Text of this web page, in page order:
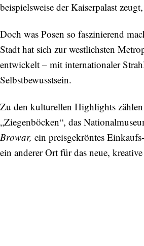
beispielsweise der Kaiserpalast
Doch was Posen so faszinierend
Stadt hat sich zur westlichsten
entwickelt – mit internationaler
Selbstbewusstsein.
Zu den kulturellen Highlights
„Ziegenböcken“, das
Browar, ein preisgekröntes
ein anderer Ort für das neue,